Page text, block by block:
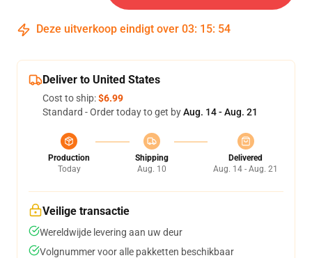
Deze uitverkoop eindigt over 03: 15: 54
Deliver to United States
Cost to ship:$6.99
Standard - Order today to get byAug. 14 - Aug. 21
Production
Today
Shipping
Aug. 10
Delivered
Aug. 14 - Aug. 21
Veilige transactie
Wereldwijde levering aan uw deur
Volgnummer voor alle pakketten beschikbaar